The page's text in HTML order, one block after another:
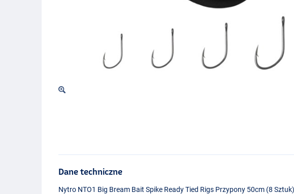
Dane techniczne
Nytro NTO1 Big Bream Bait Spike Ready Tied Rigs Przypony 50cm (8 Sztuk)